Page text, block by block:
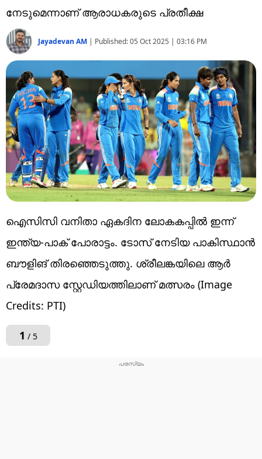
Web Story
Photo
Short Videos
നേടുമെന്നാണ് ആരാധകരുടെ പ്രതീക്ഷ
Jayadevan AM | Published:05 Oct 2025 | 03:16 PM
ഐസിസി വനിതാ ഏകദിന ലോകകപ്പില്‍ ഇന്ന്
ഇന്ത്യ-പാക് പോരാട്ടം. ടോസ് നേടിയ പാകിസ്ഥാന്‍
ബൗളിങ് തിരഞ്ഞെടുത്തു. ശ്രീലങ്കയിലെ ആര്‍
പ്രേമദാസ സ്റ്റേഡിയത്തിലാണ് മത്സരം (Image
Credits: PTI)
1 / 5